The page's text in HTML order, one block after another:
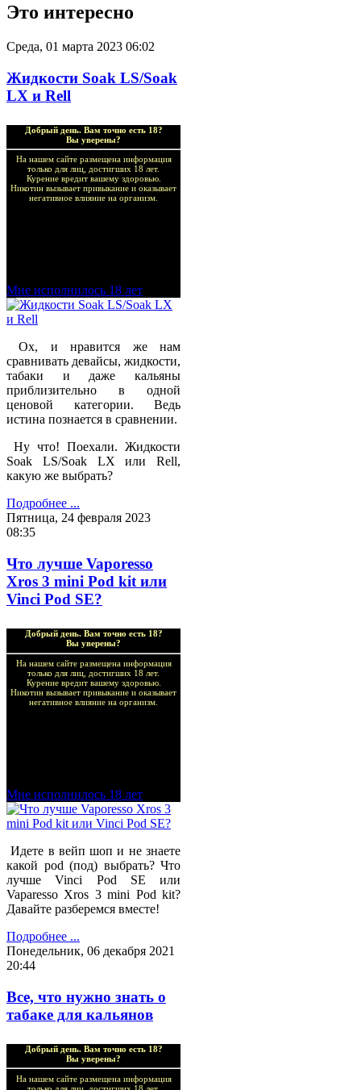
Это интересно
Среда, 01 марта 2023 06:02
Жидкости Soak LS/Soak
LX и Rell
Добрый день. Вам точно есть 18?
Вы уверены?
На нашем сайте размещена информация
только для лиц, достигших 18 лет.
Курение вредит вашему здоровью.
Никотин вызывает привыкание и оказывает
негативное влияние на организм.
Мне исполнилось 18 лет
Ох, и нравится же нам
сравнивать девайсы, жидкости,
табаки и даже кальяны
приблизительно в одной
ценовой категории. Ведь
истина познается в сравнении.
Ну что! Поехали. Жидкости
Soak LS/Soak LX или Rell,
какую же выбрать?
Подробнее ...
Пятница, 24 февраля 2023
08:35
Что лучше Vaporesso
Xros 3 mini Pod kit или
Vinci Pod SE?
Добрый день. Вам точно есть 18?
Вы уверены?
На нашем сайте размещена информация
только для лиц, достигших 18 лет.
Курение вредит вашему здоровью.
Никотин вызывает привыкание и оказывает
негативное влияние на организм.
Мне исполнилось 18 лет
Идете в вейп шоп и не знаете
какой pod (под) выбрать? Что
лучше Vinci Pod SE или
Vaparesso Xros 3 mini Pod kit?
Давайте разберемся вместе!
Подробнее ...
Понедельник, 06 декабря 2021
20:44
Все, что нужно знать о
табаке для кальянов
Добрый день. Вам точно есть 18?
Вы уверены?
На нашем сайте размещена информация
только для лиц, достигших 18 лет.